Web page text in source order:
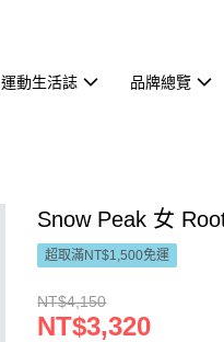
運動生活誌 品牌總覽
Snow Peak 女
超取滿NT$1,500免運
NT$4,150
NT$3,320